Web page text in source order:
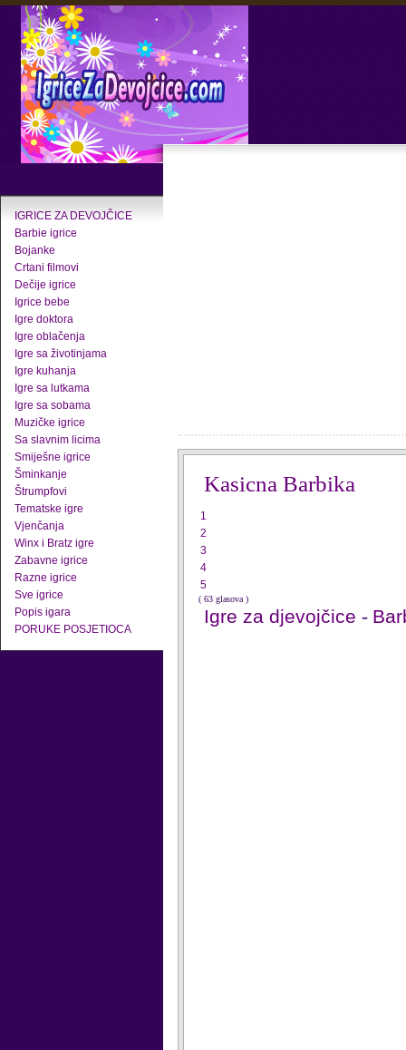
IGRICE ZA DEVOJČICE
Barbie igrice
Bojanke
Crtani filmovi
Dečije igrice
Igrice bebe
Igre doktora
Igre oblačenja
Igre sa životinjama
Igre kuhanja
Igre sa lutkama
Igre sa sobama
Muzičke igrice
Sa slavnim licima
Smiješne igrice
Šminkanje
Štrumpfovi
Tematske igre
Vjenčanja
Winx i Bratz igre
Zabavne igrice
Razne igrice
Sve igrice
Popis igara
PORUKE POSJETIOCA
Kasicna Barbika
1
2
3
4
5
( 63 glasova )
Igre za djevojčice -